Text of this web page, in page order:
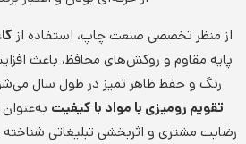
از منظر تخصصی صنعت چاپ، استفاده از
پایه مقاوم و روکش‌های محافظ، باعث
رنگ و حفظ ظاهر تمیز در طول سال
تقویم رومیزی با مواد با کیفیت
رضایت مشتری و اثربخشی تبلیغاتی